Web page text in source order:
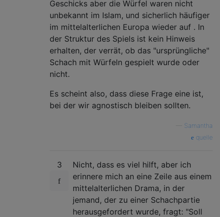
Geschicks aber die Würfel waren nicht
unbekannt im Islam, und sicherlich häufiger
im mittelalterlichen Europa wieder auf . In
der Struktur des Spiels ist kein Hinweis
erhalten, der verrät, ob das "ursprüngliche"
Schach mit Würfeln gespielt wurde oder
nicht.
Es scheint also, dass diese Frage eine ist,
bei der wir agnostisch bleiben sollten.
Samantha
quelle
3
Nicht, dass es viel hilft, aber ich
erinnere mich an eine Zeile aus einem
mittelalterlichen Drama, in der
jemand, der zu einer Schachpartie
herausgefordert wurde, fragt: "Soll